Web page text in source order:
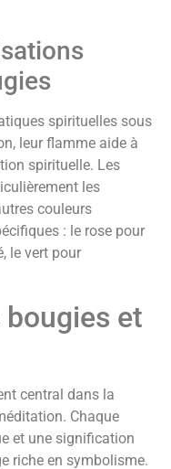
spirituelles sous
leur flamme aide à
spirituelle. Les
les
couleurs
: le rose pour
le vert pour
et
central dans la
Chaque
et une signification
riche en symbolisme.